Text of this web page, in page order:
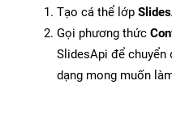
Tạo cá thể lớp
Gọi phương thức
SlidesApi để chuyển
dạng mong muốn